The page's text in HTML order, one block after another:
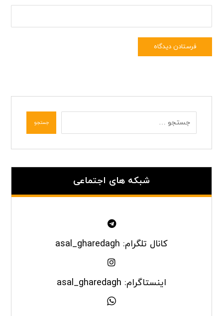
فرستادن دیدگاه
جستجو
شبکه های اجتماعی
کانال تلگرام: asal_gharedagh
اینستاگرام: asal_gharedagh